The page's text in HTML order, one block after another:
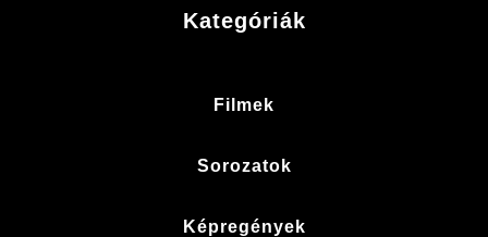
Kategóriák
Filmek
Sorozatok
Képregények